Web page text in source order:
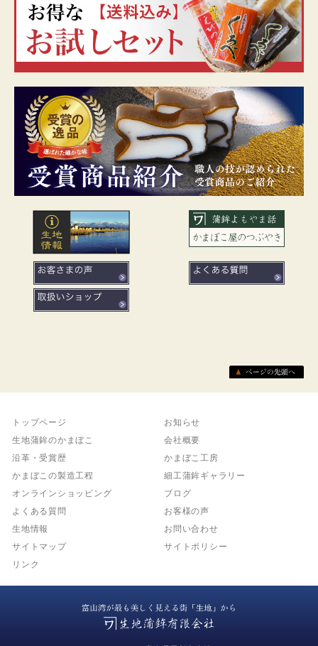
トップページ
お知らせ
生地蒲鉾のかまぼこ
会社概要
沿革・受賞歴
かまぼこ工房
かまぼこの製造工程
細工蒲鉾ギャラリー
オンラインショッピング
ブログ
よくある質問
お客様の声
生地情報
お問い合わせ
サイトマップ
サイトポリシー
リンク